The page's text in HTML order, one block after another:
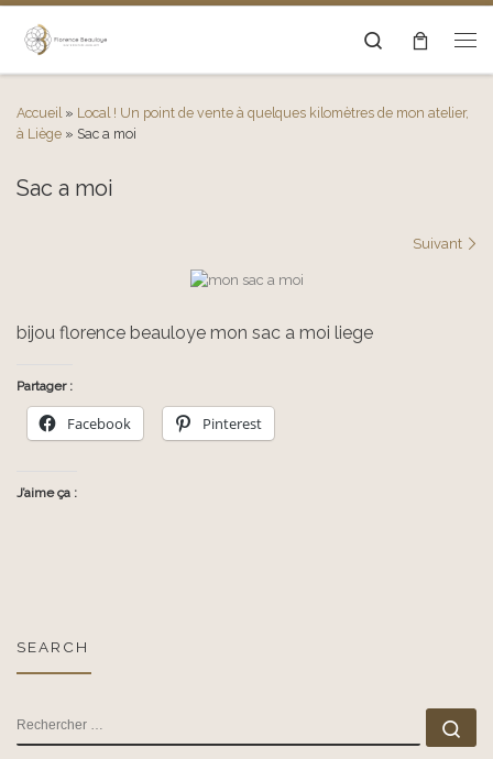
Passer au contenu Search
Accueil » Local ! Un point de vente à quelques kilomètres de mon atelier,
à Liège » Sac a moi
Sac a moi
Suivant
bijou florence beauloye mon sac a moi liege
Partager :
Facebook Pinterest
J’aime ça :
SEARCH
RECHERCHER